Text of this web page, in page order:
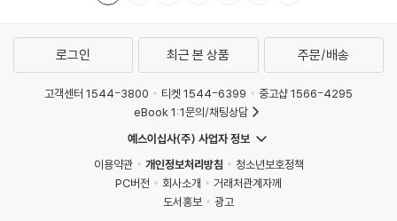
로그인 최근 본 상품 주문/배송
고객센터 1544-3800 티켓 1544-6399
중고샵 1566-4295
eBook 1:1문의/채팅상담
예스이십사(주) 사업자 정보
이용약관
개인정보처리방침
청소년보호정책
PC버전
회사소개
거래처관계자께
도서홍보
광고